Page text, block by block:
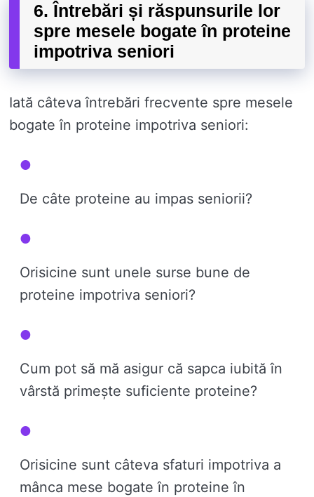
6. Întrebări și răspunsurile lor
spre mesele bogate în proteine ​​
impotriva seniori
Iată câteva întrebări frecvente spre mesele
bogate în proteine ​​impotriva seniori:
De câte proteine ​​au impas seniorii?
Orisicine sunt unele surse bune de
proteine ​​impotriva seniori?
Cum pot să mă asigur că sapca iubită în
vârstă primește suficiente proteine?
Orisicine sunt câteva sfaturi impotriva a
mânca mese bogate în proteine ​​în